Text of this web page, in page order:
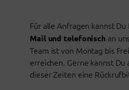
Für alle Anfragen kannst Du
Mail und telefonisch an
Team ist von Montag bis
erreichen. Gerne kannst Du
dieser Zeiten eine